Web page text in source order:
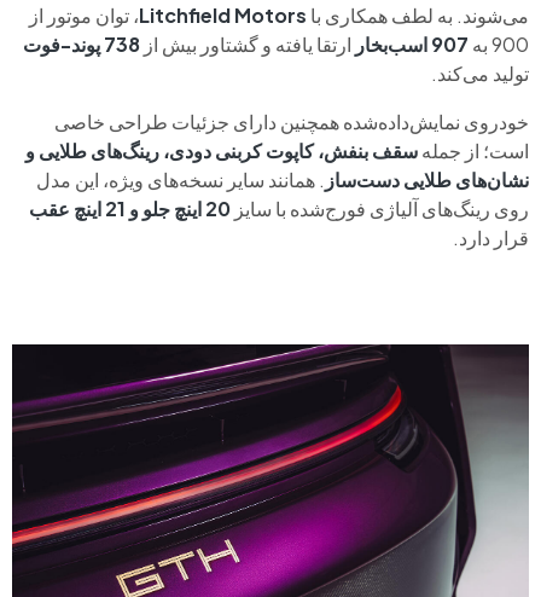
می‌شوند. به لطف همکاری با Litchfield Motors، توان موتور از
900 به
907 اسب‌بخار ارتقا یافته و گشتاور بیش از 738 پوند-فوت
تولید می‌کند.
خودروی نمایش‌داده‌شده همچنین دارای جزئیات طراحی خاصی
است؛ از جملهسقف بنفش، کاپوت کربنی دودی، رینگ‌های طلایی و
نشان‌های طلایی دست‌ساز . همانند سایر نسخه‌های ویژه، این مدل
روی رینگ‌های آلیاژی فورج‌شده با سایز 20 اینچ جلو و 21 اینچ عقب
قرار دارد.